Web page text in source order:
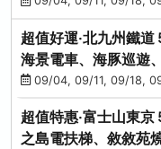
超值好運‧北九州鐵
海景電車、海豚巡遊
光列車-台中出發
09/04, 09/11, 09/18,
超值特惠‧富士山東
之島電扶梯、敘敘苑